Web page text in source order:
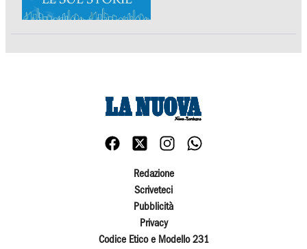
Redazione
Scriveteci
Pubblicità
Privacy
Codice Etico e Modello 231